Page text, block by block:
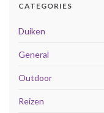
CATEGORIES
Duiken
General
Outdoor
Reizen